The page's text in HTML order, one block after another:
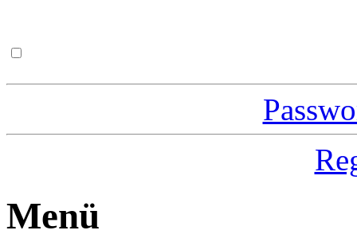
Menü